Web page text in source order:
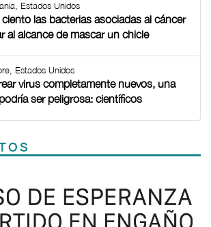
Estados Unidos
las bacterias asociadas al cáncer
al alcance de mascar un chicle
Estados Unidos
virus completamente nuevos, una
ser peligrosa: científicos